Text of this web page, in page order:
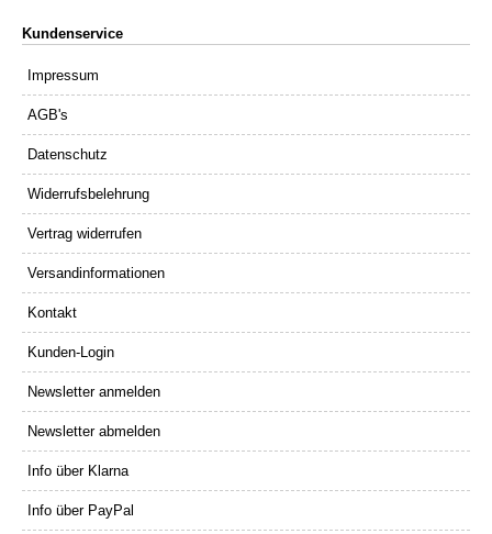
Kundenservice
Impressum
AGB's
Datenschutz
Widerrufsbelehrung
Vertrag widerrufen
Versandinformationen
Kontakt
Kunden-Login
Newsletter anmelden
Newsletter abmelden
Info über Klarna
Info über PayPal